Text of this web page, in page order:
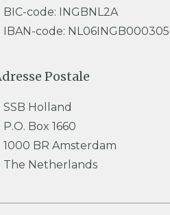
BIC-code: INGBNL2A
IBAN-code:
Postale
SSB Holland
P.O. Box 1660
1000 BR Amsterdam
The Netherlands